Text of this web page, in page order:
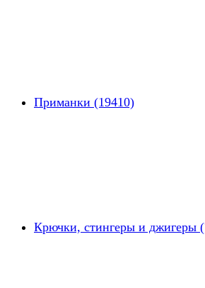
Приманки (19410)
Крючки, стингеры и джигеры